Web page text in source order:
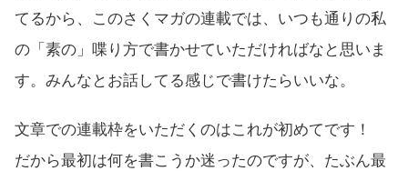
てるから、このさくマガの連載では、いつも通りの私
の「素の」喋り方で書かせていただければなと思いま
す。みんなとお話してる感じで書けたらいいな。
文章での連載枠をいただくのはこれが初めてです！
だから最初は何を書こうか迷ったのですが、たぶん最